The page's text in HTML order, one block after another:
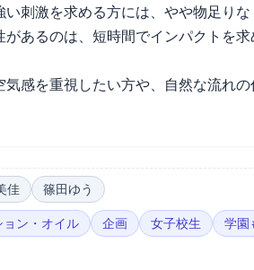
刺激を求める方には、やや物足りな
があるのは、短時間でインパクトを
気感を重視したい方や、自然な流れ
佳 篠田ゆう
ョン・オイル 企画 女子校生 学園